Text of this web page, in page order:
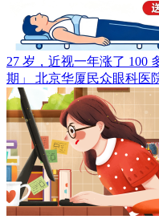
27 岁，近视一年涨了 100
期」 北京华厦民众眼科医